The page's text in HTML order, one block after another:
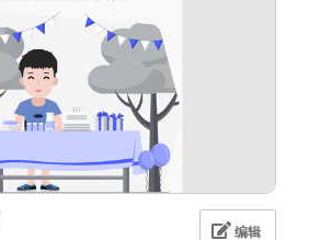
编辑